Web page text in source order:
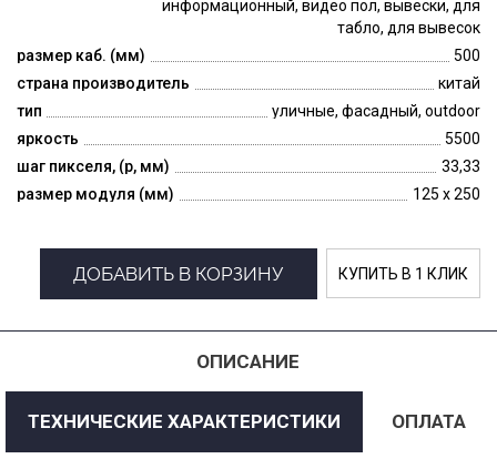
информационный, видео пол, вывески, для
табло, для вывесок
размер каб. (мм)
500
страна производитель
китай
тип
уличные, фасадный, outdoor
яркость
5500
шаг пикселя, (p, мм)
33,33
размер модуля (мм)
125 x 250
ДОБАВИТЬ В КОРЗИНУ КУПИТЬ В 1 КЛИК
ОПИСАНИЕ
ТЕХНИЧЕСКИЕ ХАРАКТЕРИСТИКИ ОПЛАТА